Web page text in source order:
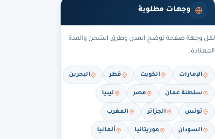
وجهات مطلوبة
لكل وجهة صفحة توضح المدن وطرق الشحن والمدة
المعتادة.
الإمارات الكويت قطر البحرين
سلطنة عمان مصر ليبيا
تونس الجزائر المغرب
السودان موريتانيا ألمانيا